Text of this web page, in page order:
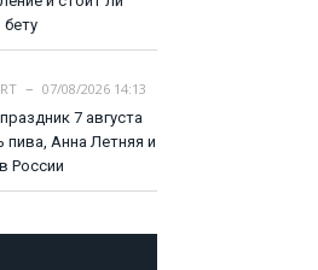
бету
07/08/2026 14:13
7 августа
пива, Анна Летняя и
России